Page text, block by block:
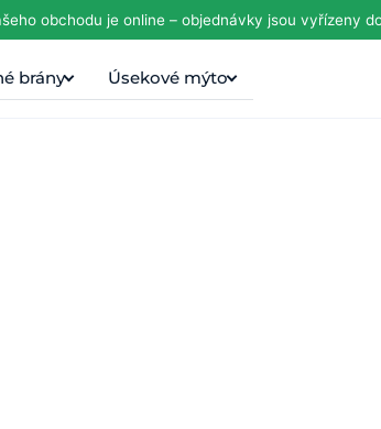
obchodu je online – objednávky jsou vyřízeny
brány Úsekové mýto